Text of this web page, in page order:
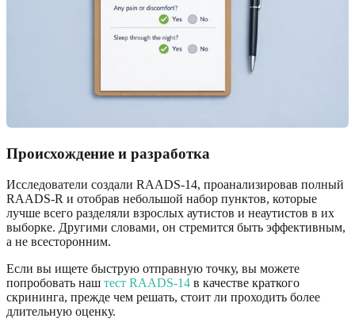
Происхождение и разработка
Исследователи создали RAADS-14, проанализировав полный
RAADS-R и отобрав небольшой набор пунктов, которые
лучше всего разделяли взрослых аутистов и неаутистов в их
выборке. Другими словами, он стремится быть эффективным,
а не всесторонним.
Если вы ищете быструю отправную точку, вы можете
попробовать наш тест RAADS-14 в качестве краткого
скрининга, прежде чем решать, стоит ли проходить более
длительную оценку.